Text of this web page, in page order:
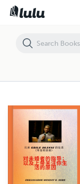
Bro ther Gbile Akanni